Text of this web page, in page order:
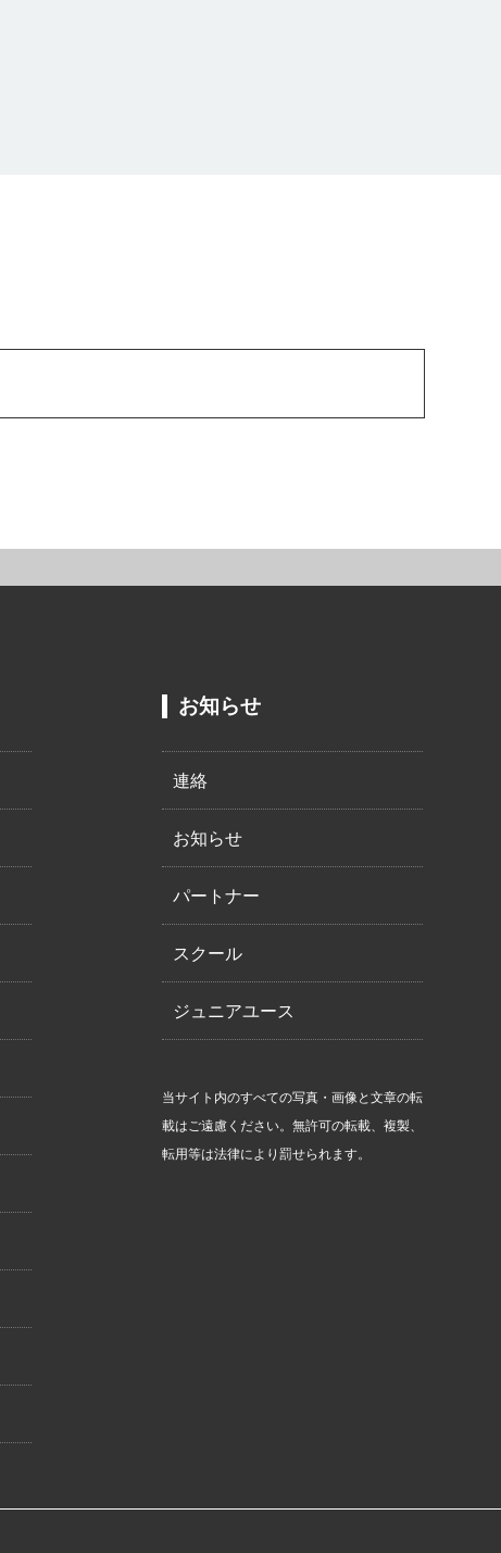
お知らせ
連絡
お知らせ
パートナー
スクール
ジュニアユース
当サイト内のすべての写真・画像と文章の転
載はご遠慮ください。無許可の転載、複製、
転用等は法律により罰せられます。